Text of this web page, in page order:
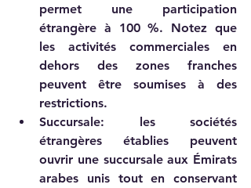
permet une participation
étrangère à 100 %. Notez que
les activités commerciales en
dehors des zones franches
peuvent être soumises à des
restrictions.
Succursale: les sociétés
étrangères établies peuvent
ouvrir une succursale aux Émirats
arabes unis tout en conservant